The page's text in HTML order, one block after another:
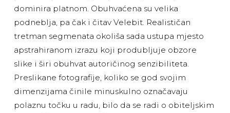
dominira platnom. Obuhvaćena su velika
podneblja, pa čak i čitav Velebit. Realističan
tretman segmenata okoliša sada ustupa mjesto
apstrahiranom izrazu koji produbljuje obzore
slike i širi obuhvat autoričinog senzibiliteta.
Preslikane fotografije, koliko se god svojim
dimenzijama činile minuskulno označavaju
polaznu točku u radu, bilo da se radi o obiteljskim